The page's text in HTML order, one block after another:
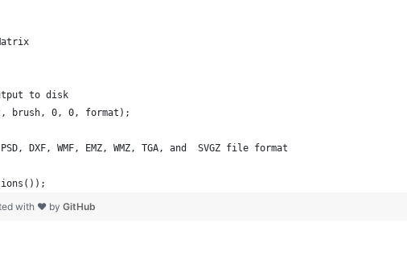
to disk
brush, 0, 0, format);
DXF, WMF, EMZ, WMZ, TGA, and  SVGZ file format
with ❤ by GitHub